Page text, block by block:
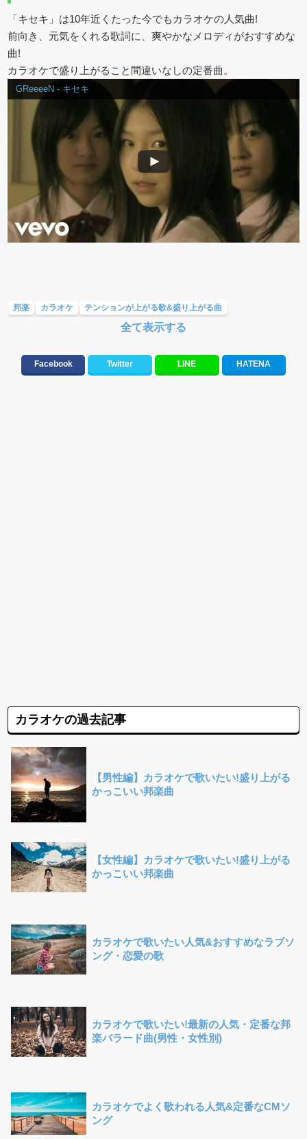
「キセキ」は10年近くたった今でもカラオケの人気曲!
前向き、元気をくれる歌詞に、爽やかなメロディがおすすめな
曲!
カラオケで盛り上がること間違いなしの定番曲。
GReeeeN - キセキ
邦楽 カラオケ テンションが上がる歌&盛り上がる曲
元気が出る歌・やる気が出る曲・明るい曲・楽しい歌・勇気が出る歌
バラード・歌詞が泣ける歌 友達&友情ソング・青春ソング
全て表示する
Facebook Twitter LINE HATENA
カラオケの過去記事
【男性編】カラオケで歌いたい!盛り上がる
かっこいい邦楽曲
【女性編】カラオケで歌いたい!盛り上がる
かっこいい邦楽曲
カラオケで歌いたい人気&おすすめなラブソ
ング・恋愛の歌
カラオケで歌いたい!最新の人気・定番な邦
楽バラード曲(男性・女性別)
カラオケでよく歌われる人気&定番なCMソ
ング